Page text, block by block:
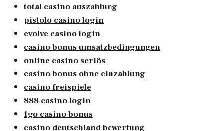
total casino auszahlung
pistolo casino login
evolve casino login
casino bonus umsatzbedingungen
online casino seriös
casino bonus ohne einzahlung
casino freispiele
888 casino login
1go casino bonus
casino deutschland bewertung